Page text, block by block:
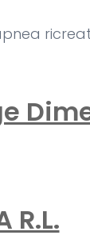
R.L.